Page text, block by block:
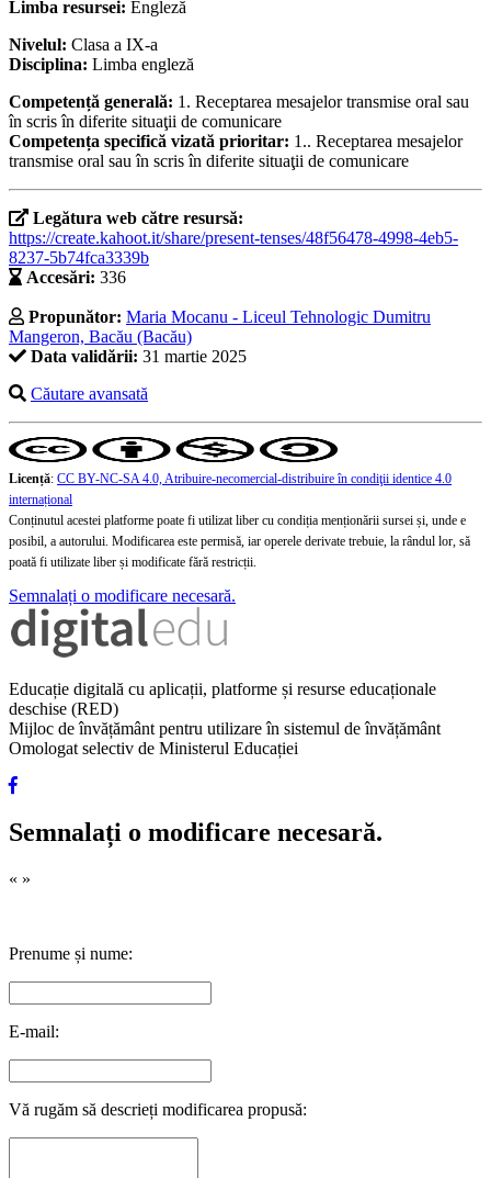
Limba resursei: Engleză
Nivelul: Clasa a IX-a
Disciplina: Limba engleză
Competență generală: 1. Receptarea mesajelor transmise oral sau
în scris în diferite situaţii de comunicare
Competența specifică vizată prioritar: 1.. Receptarea mesajelor
transmise oral sau în scris în diferite situaţii de comunicare
Legătura web către resursă:
https://create.kahoot.it/share/present-tenses/48f56478-4998-4eb5-
8237-5b74fca3339b
Accesări: 336
Propunător: Maria Mocanu - Liceul Tehnologic Dumitru
Mangeron, Bacău (Bacău)
Data validării: 31 martie 2025
Căutare avansată
Licență: CC BY-NC-SA 4.0, Atribuire-necomercial-distribuire în condiţii identice 4.0
internațional
Conținutul acestei platforme poate fi utilizat liber cu condiția menționării sursei și, unde e
posibil, a autorului. Modificarea este permisă, iar operele derivate trebuie, la rândul lor, să
poată fi utilizate liber și modificate fără restricții.
Semnalați o modificare necesară.
Educație digitală cu aplicații, platforme și resurse educaționale
deschise (RED)
Mijloc de învățământ pentru utilizare în sistemul de învățământ
Omologat selectiv de Ministerul Educației
Semnalați o modificare necesară.
« »
Prenume și nume:
E-mail:
Vă rugăm să descrieți modificarea propusă: